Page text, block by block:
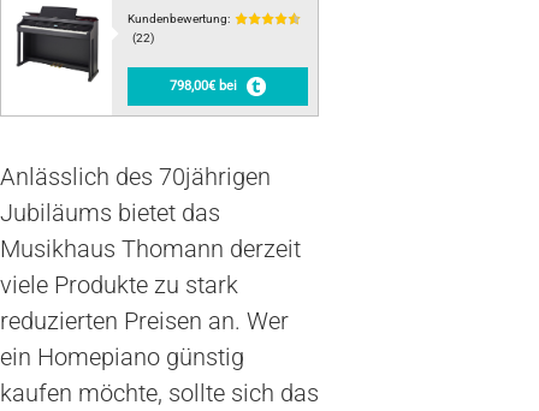
Kundenbewertung:
(22)
798,00€ bei
Anlässlich des 70jährigen
Jubiläums bietet das
Musikhaus Thomann derzeit
viele Produkte zu stark
reduzierten Preisen an. Wer
ein Homepiano günstig
kaufen möchte, sollte sich das